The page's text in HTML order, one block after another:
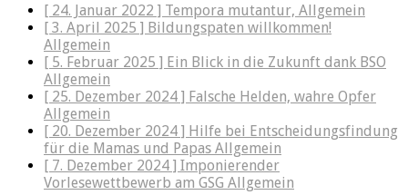
[ 24. Januar 2022 ] Tempora mutantur, Allgemein
[ 3. April 2025 ] Bildungspaten willkommen!
Allgemein
[ 5. Februar 2025 ] Ein Blick in die Zukunft dank BSO
Allgemein
[ 25. Dezember 2024 ] Falsche Helden, wahre Opfer
Allgemein
[ 20. Dezember 2024 ] Hilfe bei Entscheidungsfindung
für die Mamas und Papas Allgemein
[ 7. Dezember 2024 ] Imponierender
Vorlesewettbewerb am GSG Allgemein